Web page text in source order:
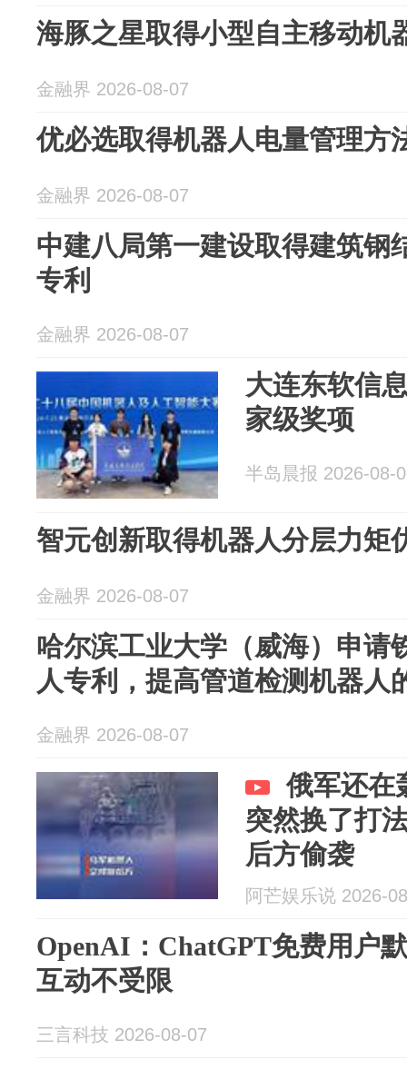
海豚之星取得小型自主移动机
金融界 2026-08-07
优必选取得机器人电量管理方
金融界 2026-08-07
中建八局第一建设取得建筑钢
专利
金融界 2026-08-07
大连东软信
家级奖项
半岛晨报 2026-08-
智元创新取得机器人分层力矩
金融界 2026-08-07
哈尔滨工业大学（威海）申请
人专利，提高管道检测机器人
金融界 2026-08-07
俄军还在
突然换了打
后方偷袭
阿芒娱乐说 2026-
OpenAI：ChatGPT免费用户
互动不受限
三言科技 2026-08-07